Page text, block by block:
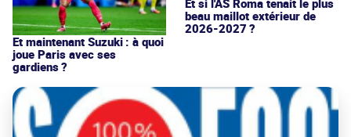
Et maintenant Suzuki : à quoi
joue Paris avec ses
gardiens ?
Et si l'AS Roma tenait le plus
beau maillot extérieur de
2026-2027 ?